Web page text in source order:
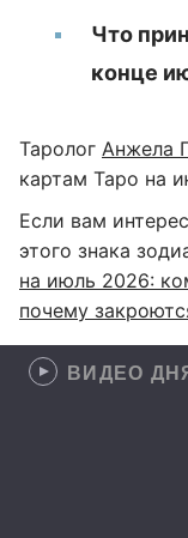
Что
конце
Таролог Анжела
картам Таро на
Если вам
этого знака
на июль 2026:
почему
ВИДЕО